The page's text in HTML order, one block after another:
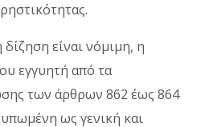
είναι νόμιμη, η
εγγυητή από τα
των άρθρων 862 έως 864
ως γενική και